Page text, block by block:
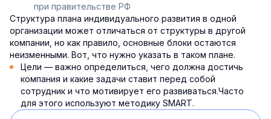
при правительстве РФ
Структура плана индивидуального развития в одной
организации может отличаться от структуры в другой
компании, но как правило, основные блоки остаются
неизменными. Вот, что нужно указать в таком плане.
Цели — важно определиться, чего должна достичь
компания и какие задачи ставит перед собой
сотрудник и что мотивирует его развиваться.Часто
для этого используют методику SMART.